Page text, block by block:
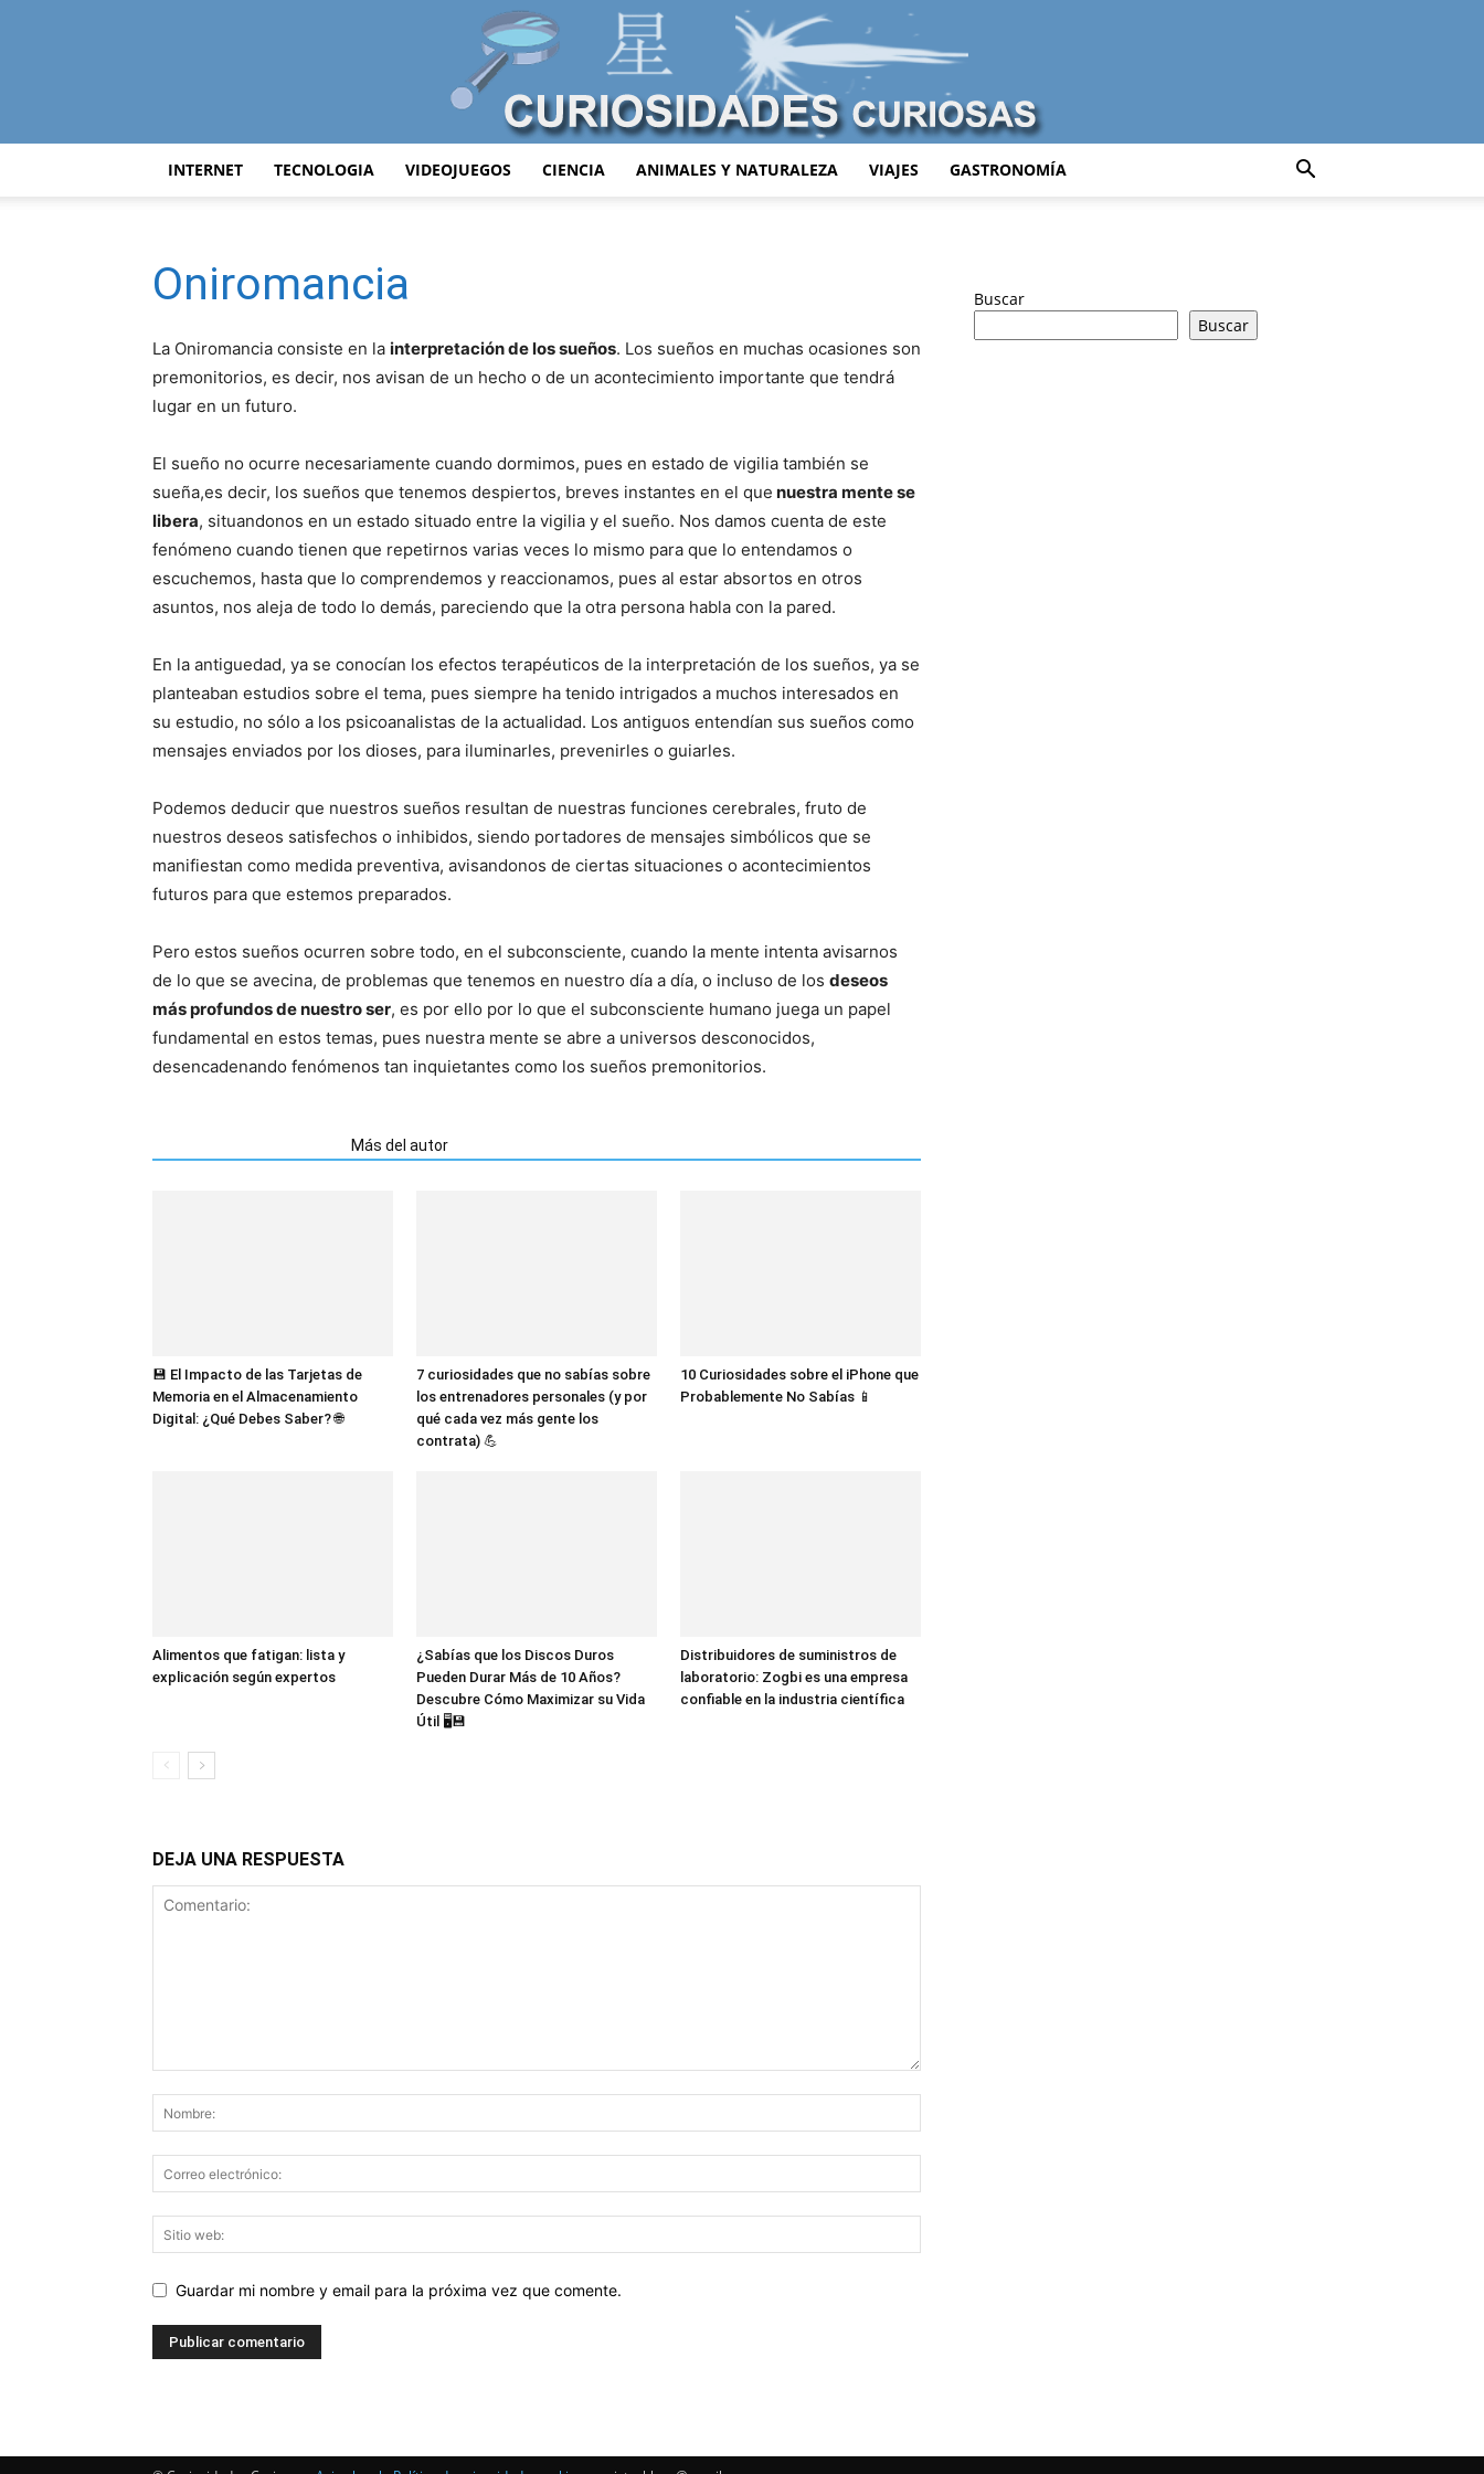
Curiosas
del
INTERNET TECNOLOGIA VIDEOJUEGOS CIENCIA ANIMALES Y NATURALEZA VIAJES GASTRONOMÍA
Oniromancia
La Oniromancia consiste en la interpretación de los sueños. Los sueños en muchas ocasiones son
premonitorios, es decir, nos avisan de un hecho o de un acontecimiento importante que tendrá
lugar en un futuro.
El sueño no ocurre necesariamente cuando dormimos, pues en estado de vigilia también se
sueña,es decir, los sueños que tenemos despiertos, breves instantes en el que nuestra mente se
libera, situandonos en un estado situado entre la vigilia y el sueño. Nos damos cuenta de este
fenómeno cuando tienen que repetirnos varias veces lo mismo para que lo entendamos o
escuchemos, hasta que lo comprendemos y reaccionamos, pues al estar absortos en otros
asuntos, nos aleja de todo lo demás, pareciendo que la otra persona habla con la pared.
En la antiguedad, ya se conocían los efectos terapéuticos de la interpretación de los sueños, ya se
planteaban estudios sobre el tema, pues siempre ha tenido intrigados a muchos interesados en
su estudio, no sólo a los psicoanalistas de la actualidad. Los antiguos entendían sus sueños como
mensajes enviados por los dioses, para iluminarles, prevenirles o guiarles.
Podemos deducir que nuestros sueños resultan de nuestras funciones cerebrales, fruto de
nuestros deseos satisfechos o inhibidos, siendo portadores de mensajes simbólicos que se
manifiestan como medida preventiva, avisandonos de ciertas situaciones o acontecimientos
futuros para que estemos preparados.
Pero estos sueños ocurren sobre todo, en el subconsciente, cuando la mente intenta avisarnos
de lo que se avecina, de problemas que tenemos en nuestro día a día, o incluso de los deseos
más profundos de nuestro ser, es por ello por lo que el subconsciente humano juega un papel
fundamental en estos temas, pues nuestra mente se abre a universos desconocidos,
desencadenando fenómenos tan inquietantes como los sueños premonitorios.
Más del autor
💾 El Impacto de las Tarjetas de
Memoria en el Almacenamiento
Digital: ¿Qué Debes Saber? 🌐
7 curiosidades que no sabías sobre
los entrenadores personales (y por
qué cada vez más gente los
contrata) 💪
10 Curiosidades sobre el iPhone que
Probablemente No Sabías 📱
Alimentos que fatigan: lista y
explicación según expertos
¿Sabías que los Discos Duros
Pueden Durar Más de 10 Años?
Descubre Cómo Maximizar su Vida
Útil 🖥️💾
Distribuidores de suministros de
laboratorio: Zogbi es una empresa
confiable en la industria científica
DEJA UNA RESPUESTA
Guardar mi nombre y email para la próxima vez que comente.
Buscar
Buscar